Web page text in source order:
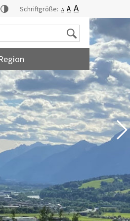
Schriftgröße: A A A
Suche